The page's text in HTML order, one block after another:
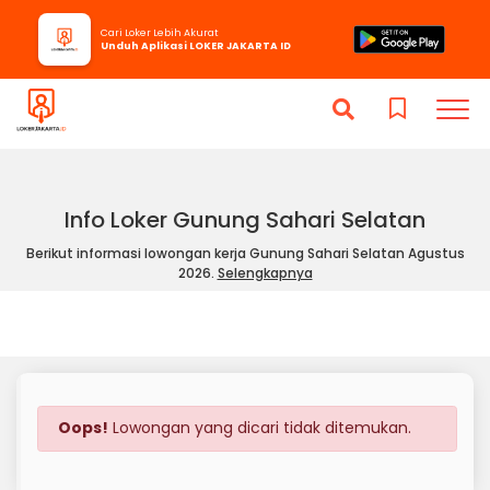
Info Loker Gunung Sahari Selatan
Berikut informasi lowongan kerja Gunung Sahari Selatan Agustus
2026. Selengkapnya
Cari Loker Lebih Akurat
Unduh Aplikasi LOKER JAKARTA ID
Oops! Lowongan yang dicari tidak ditemukan.